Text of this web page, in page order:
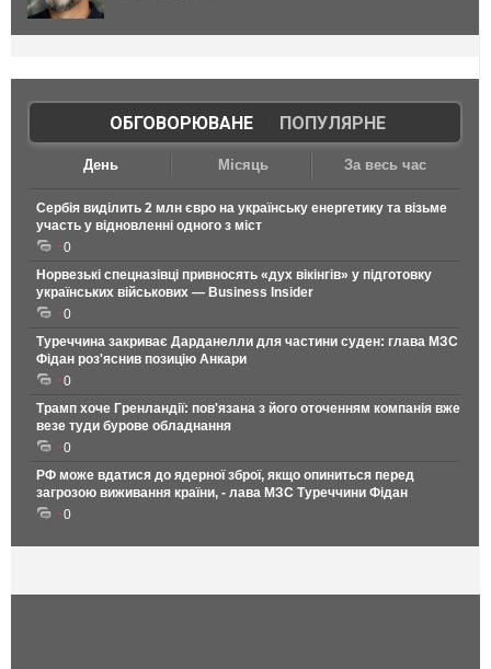
ОБГОВОРЮВАНЕ| ПОПУЛЯРНЕ
День Місяць За весь час
Сербія виділить 2 млн євро на українську енергетику та візьме
участь у відновленні одного з міст
0
Норвезькі спецназівці привносять «дух вікінгів» у підготовку
українських військових — Business Insider
0
Туреччина закриває Дарданелли для частини суден: глава МЗС
Фідан роз'яснив позицію Анкари
0
Трамп хоче Гренландії: пов'язана з його оточенням компанія вже
везе туди бурове обладнання
0
РФ може вдатися до ядерної зброї, якщо опиниться перед
загрозою виживання країни, - лава МЗС Туреччини Фідан
0